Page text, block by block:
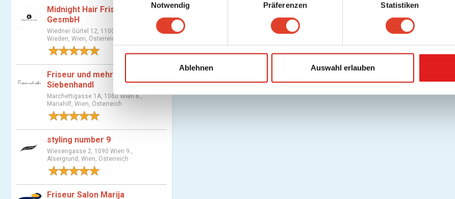
w
i
l
g
u
g
a
Notwendig Präferenzen Statistiken
Ablehnen Auswahl erlauben
Midnight Hair Friseursalon
GesmbH
Wiedner Gürtel 12, 1100 Wien 4.,
Wieden, Wien, Österreich
Friseur und mehr Martha
Siebenhandl
Marchettigasse 1A, 1060 Wien 6.,
Mariahilf, Wien, Österreich
styling number 9
Wiesengasse 2, 1090 Wien 9.,
Alsergrund, Wien, Österreich
Friseur Salon Marija